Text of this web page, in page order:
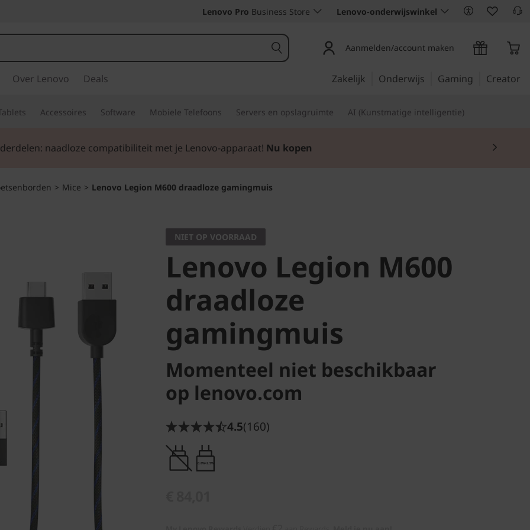
Lenovo Pro Business Store Lenovo-onderwijswinkel
Aanmelden/account maken
Over Lenovo Deals Zakelijk Onderwijs Gaming Creator
Accessoires Software Mobiele Telefoons Servers en opslagruimte AI (Kunstmatige intelligentie)
naadloze compatibiliteit met je Lenovo-apparaat! Nu kopen
> Mice > Lenovo Legion M600 draadloze gamingmuis
NIET OP VOORRAAD
Lenovo Legion M600
draadloze
gamingmuis
Momenteel niet beschikbaar
op lenovo.com
4.5(160)
0.8W-2.5W